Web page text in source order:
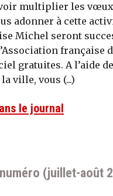
multiplier les vœux
adonner à cette
Michel seront
française
gratuites. A l’aide
ville, vous (...)
le journal
(juillet-août